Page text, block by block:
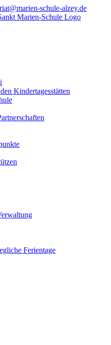
schule-alzey.de
Kindertagesstätten
Ferientage